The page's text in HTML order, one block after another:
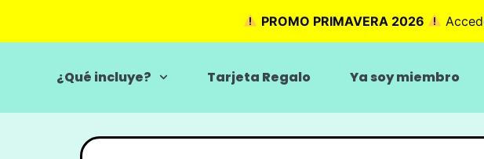
PROMO PRIMAVERA 2026
¿Qué incluye? Tarjeta Regalo Ya soy miembro